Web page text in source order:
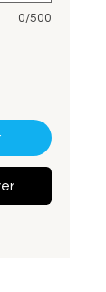
0/500